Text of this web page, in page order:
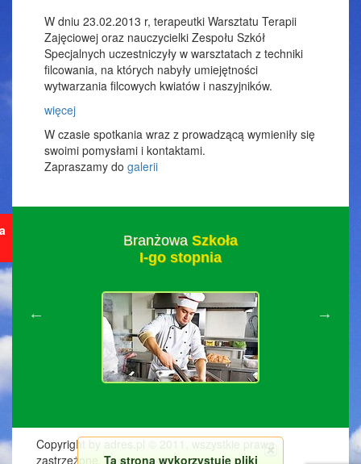
W dniu 23.02.2013 r, terapeutki Warsztatu Terapii
Zajęciowej oraz nauczycielki Zespołu Szkół
Specjalnych uczestniczyły w warsztatach z techniki
filcowania, na których nabyły umiejętności
wytwarzania filcowych kwiatów i naszyjników.
więcej
W czasie spotkania wraz z prowadzącą wymieniły się
swoimi pomysłami i kontaktami.
Zapraszamy do galerii
Branżowa Szkoła
I-go stopnia
Copyright by adres.pl © 2011, wszystkie prawa
zastrzeżone. Ta strona wykorzystuje pliki